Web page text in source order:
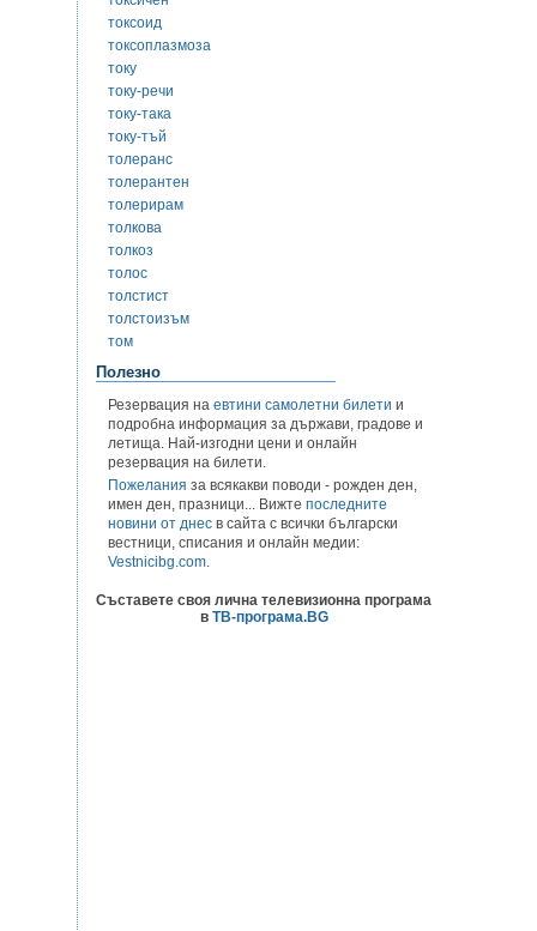
токсоид
токсоплазмоза
току
току-речи
току-така
току-тъй
толеранс
толерантен
толерирам
толкова
толкоз
толос
толстист
толстоизъм
том
Полезно
Резервация на евтини самолетни билети и
подробна информация за държави, градове и
летища. Най-изгодни цени и онлайн
резервация на билети.
Пожелания за всякакви поводи - рожден ден,
имен ден, празници... Вижте последните
новини от днес в сайта с всички български
вестници, списания и онлайн медии:
Vestnicibg.com.
Съставете своя лична телевизионна програма
в ТВ-програма.BG